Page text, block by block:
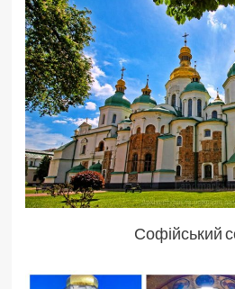
Софійський